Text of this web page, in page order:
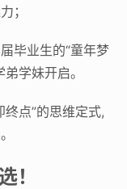
；
毕业生的“童年梦
学妹开启。
终点”的思维定式,
！